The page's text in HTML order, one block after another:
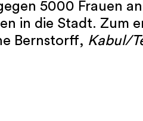
5000 Frauen
in die Stadt. Zum
Bernstorff, Kabul/